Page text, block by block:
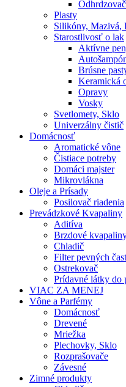
Odhrdzovač
Plasty
Silikóny, Mazivá,
Starostlivosť o lak
Aktívne
Brúsne
Keramická
Opravy
Vosky
Svetlomety, Sklo
Univerzálny čistič
Domácnosť
Aromatické vône
Čistiace potreby
Domáci majster
Mikrovlákna
Oleje a Prísady
Posilovač riadenia
Prevádzkové Kvapaliny
Aditíva
Brzdové
Chladič
Filter pevných
Ostrekovač
Prídavné látky do
VIAC ZA MENEJ
Vône a Parfémy
Domácnosť
Drevené
Mriežka
Plechovky, Sklo
Rozprašovače
Závesné
Zimné produkty